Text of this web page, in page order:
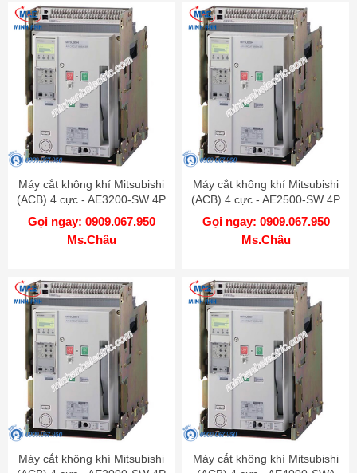
Máy cắt không khí Mitsubishi
(ACB) 4 cực - AE3200-SW 4P
3200A 100kA DR
Gọi ngay: 0909.067.950
Ms.Châu
Máy cắt không khí Mitsubishi
(ACB) 4 cực - AE2500-SW 4P
2500A 100kA DR
Gọi ngay: 0909.067.950
Ms.Châu
Máy cắt không khí Mitsubishi
Máy cắt không khí Mitsubishi